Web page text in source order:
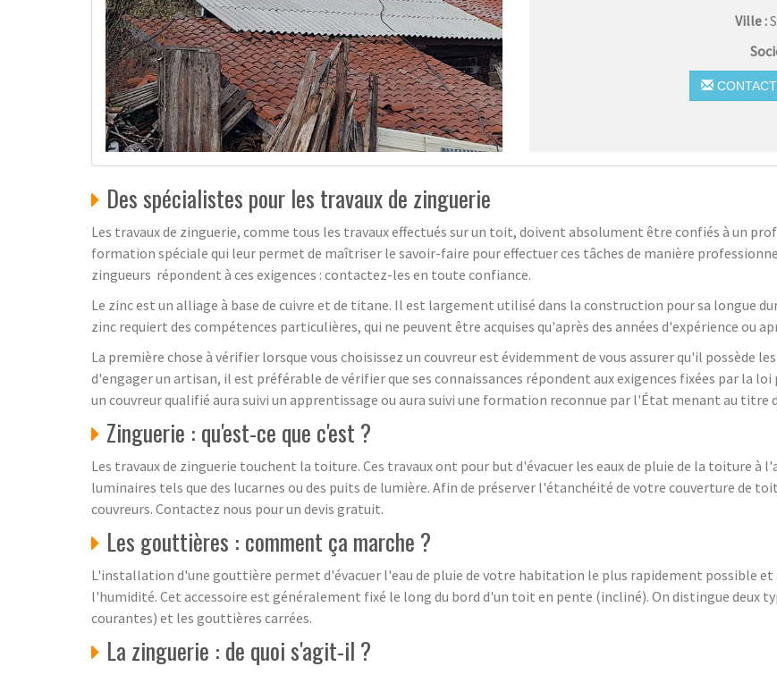
Ville :
Des spécialistes pour les travaux de zinguerie
Les travaux de zinguerie, comme tous les travaux effectués sur un toit, doivent absolument être confiés à un
formation spéciale qui leur permet de maîtriser le savoir-faire pour effectuer ces tâches de manière
zingueurs répondent à ces exigences : contactez-les en toute confiance.
Le zinc est un alliage à base de cuivre et de titane. Il est largement utilisé dans la construction pour sa longue
zinc requiert des compétences particulières, qui ne peuvent être acquises qu'après des années d'expérience ou
La première chose à vérifier lorsque vous choisissez un couvreur est évidemment de vous assurer qu'il possède
d'engager un artisan, il est préférable de vérifier que ses connaissances répondent aux exigences fixées par la
un couvreur qualifié aura suivi un apprentissage ou aura suivi une formation reconnue par l'État menant au titre
Zinguerie : qu'est-ce que c'est ?
Les travaux de zinguerie touchent la toiture. Ces travaux ont pour but d'évacuer les eaux de pluie de la toiture à
luminaires tels que des lucarnes ou des puits de lumière. Afin de préserver l'étanchéité de votre couverture de
couvreurs. Contactez nous pour un devis gratuit.
Les gouttières : comment ça marche ?
L'installation d'une gouttière permet d'évacuer l'eau de pluie de votre habitation le plus rapidement possible et
l'humidité. Cet accessoire est généralement fixé le long du bord d'un toit en pente (incliné). On distingue deux
courantes) et les gouttières carrées.
La zinguerie : de quoi s'agit-il ?